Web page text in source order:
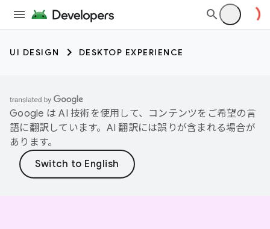
UI DESIGN DESKTOP EXPERIENCE
Google は AI 技術を使用して、コンテンツをご希望の言
語に翻訳しています。AI 翻訳には誤りが含まれる場合が
あります。